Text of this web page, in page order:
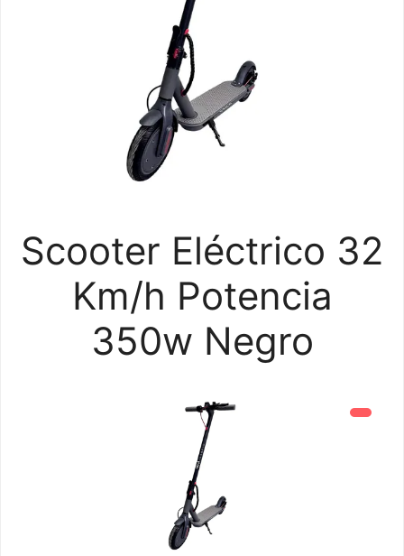
Scooter Eléctrico 32
Km/h Potencia
350w Negro